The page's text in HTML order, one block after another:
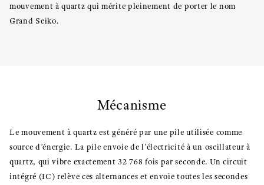
mouvement à quartz qui mérite pleinement de porter le nom
Grand Seiko.
Mécanisme
Le mouvement à quartz est généré par une pile utilisée comme
source d’énergie. La pile envoie de l’électricité à un oscillateur à
quartz, qui vibre exactement 32 768 fois par seconde. Un circuit
intégré (IC) relève ces alternances et envoie toutes les secondes